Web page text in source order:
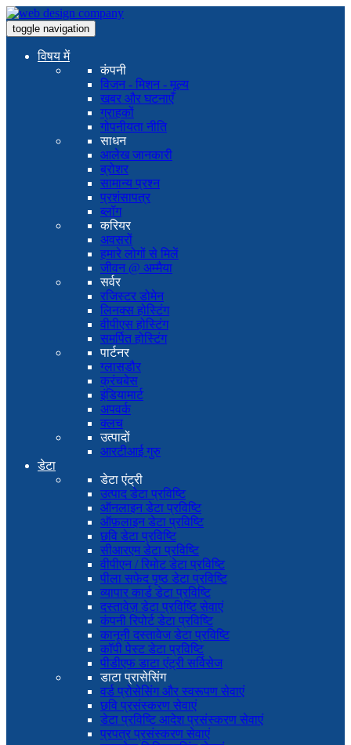
toggle navigation
विषय में
कंपनी
विजन - मिशन - मूल्य
खबर और घटनाएँ
ग्राहकों
गोपनीयता नीति
साधन
आलेख जानकारी
ब्रोशर
सामान्य प्रश्न
प्रशंसापत्र
ब्लॉग
करियर
अवसरों
हमारे लोगों से मिलें
जीवन @ अम्मैया
सर्वर
रजिस्टर डोमेन
लिनक्स होस्टिंग
वीपीएस होस्टिंग
समर्पित होस्टिंग
पार्टनर
ग्लासडौर
क्रंचबेस
इंडियामार्ट
अपवर्क
क्लच
उत्पादों
आरटीआई गुरु
डेटा
डेटा एंट्री
उत्पाद डेटा प्रविष्टि
ऑनलाइन डेटा प्रविष्टि
ऑफ़लाइन डेटा प्रविष्टि
छवि डेटा प्रविष्टि
सीआरएम डेटा प्रविष्टि
वीपीएन / रिमोट डेटा प्रविष्टि
पीला सफेद पृष्ठ डेटा प्रविष्टि
व्यापार कार्ड डेटा प्रविष्टि
दस्तावेज़ डेटा प्रविष्टि सेवाएं
कंपनी रिपोर्ट डेटा प्रविष्टि
कानूनी दस्तावेज डेटा प्रविष्टि
कॉपी पेस्ट डेटा प्रविष्टि
पीडीएफ डाटा एंट्री सर्विसेज
डाटा प्रासेसिंग
वर्ड प्रोसेसिंग और स्वरूपण सेवाएं
छवि प्रसंस्करण सेवाएं
डेटा प्रविष्टि आदेश प्रसंस्करण सेवाएं
प्रपत्र प्रसंस्करण सेवाएं